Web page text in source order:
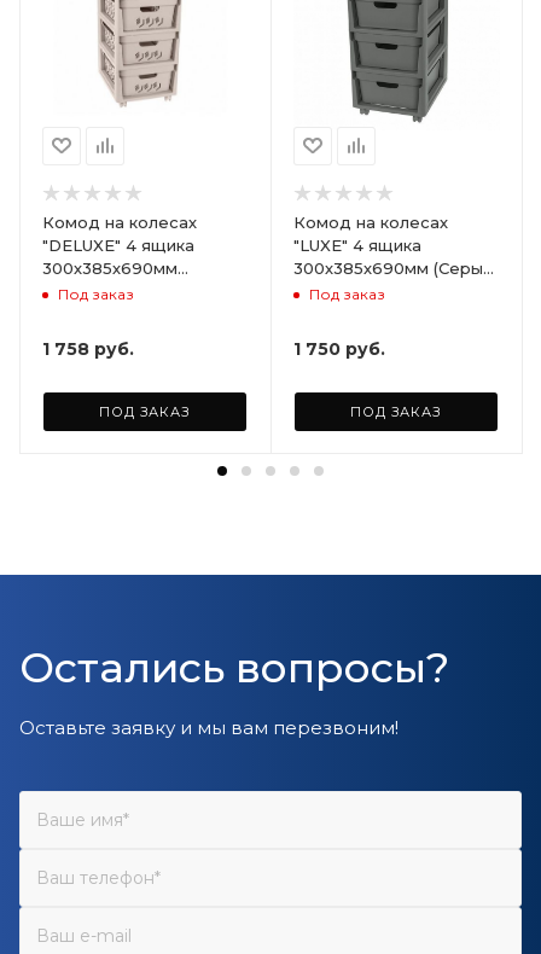
Комод на колесах
"DELUXE" 4 ящика
300х385х690мм
(Светло-бежевый)
Под заказ
1 758 руб.
ПОД ЗАКАЗ
Комод на колесах
"LUXE" 4 ящика
300х385х690мм (Серый)
ARD258086
Под заказ
1 750 руб.
ПОД ЗАКАЗ
Остались вопросы?
Оставьте заявку и мы вам перезвоним!